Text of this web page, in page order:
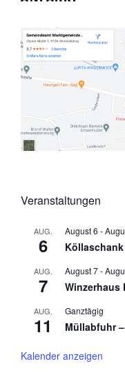
Veranstaltungen
AUG.
6
August 6 -
AUG.
7
August 7-
Winzerhaus
AUG.
11
Ganztägig
Müllabfuhr
Kalender anzeigen